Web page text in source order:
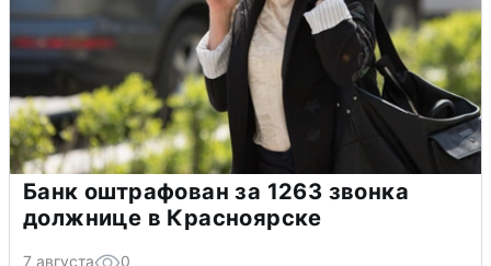
Банк оштрафован за 1263 звонка
должнице в Красноярске
7 августа 0